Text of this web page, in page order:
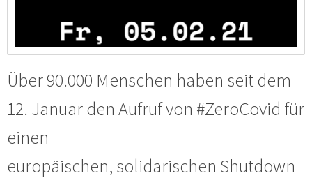
Über 90.000 Menschen haben seit dem
12. Januar den Aufruf von #ZeroCovid für
einen
europäischen, solidarischen Shutdown